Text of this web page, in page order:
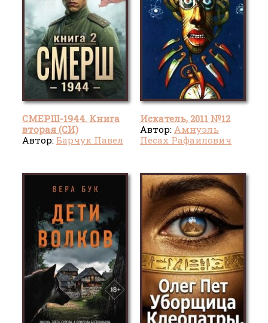
СМЕРШ-1944. Книга
вторая (СИ)
Автор: Барчук Павел
Искатель, 2011 №12
Автор: Амнуэль
Песах Рафаилович